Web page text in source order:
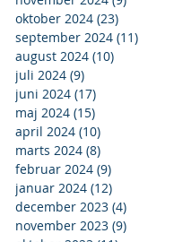
oktober 2024 (23)
september 2024 (11)
august 2024 (10)
juli 2024 (9)
juni 2024 (17)
maj 2024 (15)
april 2024 (10)
marts 2024 (8)
februar 2024 (9)
januar 2024 (12)
december 2023 (4)
november 2023 (9)